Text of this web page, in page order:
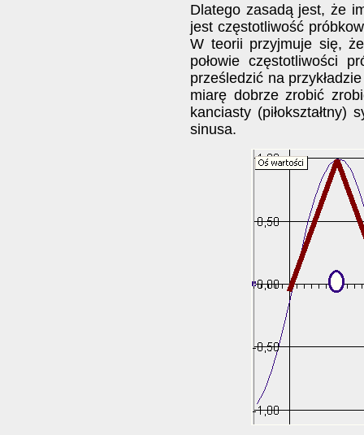
Dlatego zasadą jest, że
jest częstotliwość
W teorii przyjmuje się,
połowie częstotliwości
prześledzić na
miarę dobrze zrobić
kanciasty (piłokształtny)
sinusa.